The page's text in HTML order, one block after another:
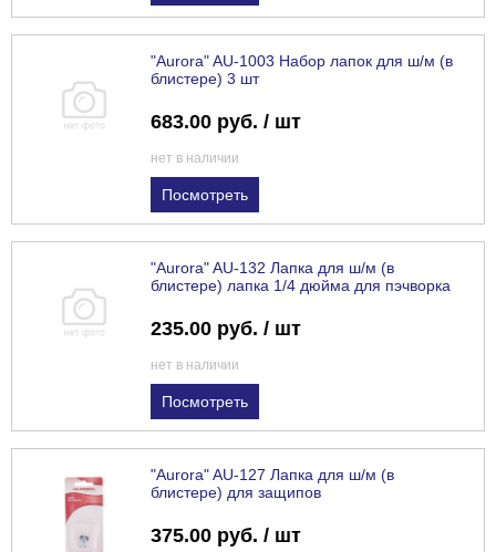
"Aurora" AU-1003 Набор лапок для ш/м (в
блистере) 3 шт
683.00 руб. / шт
нет в наличии
Посмотреть
"Aurora" AU-132 Лапка для ш/м (в
блистере) лапка 1/4 дюйма для пэчворка
235.00 руб. / шт
нет в наличии
Посмотреть
"Aurora" AU-127 Лапка для ш/м (в
блистере) для защипов
375.00 руб. / шт